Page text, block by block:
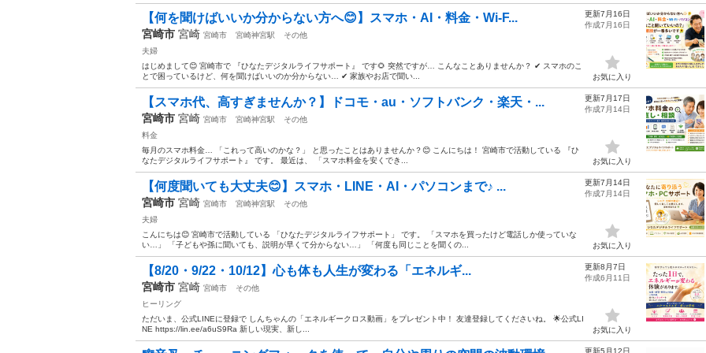
【何を聞けばいいか分からない方へ😊】スマホ・AI・料金・Wi-F...
宮崎市 宮崎 宮崎市 宮崎神宮駅
その他
夫婦
はじめまして😊 宮崎市で 『ひなたデジタルライフサポート』 です🌻 突然ですが… こんなことありませんか？ ✔ スマホのこ
とで困っているけど、何を聞けばいいのか分からない… ✔ 家族やお店で聞い...
更新7月16日
作成7月16日
お気に入り
【スマホ代、高すぎませんか？】ドコモ・au・ソフトバンク・楽天・...
宮崎市 宮崎 宮崎市 宮崎神宮駅
その他
料金
毎月のスマホ料金… 「これって高いのかな？」 と思ったことはありませんか？😊 こんにちは！ 宮崎市で活動している 『ひ
なたデジタルライフサポート』 です。 最近は、 「スマホ料金を安くでき...
更新7月17日
作成7月14日
お気に入り
【何度聞いても大丈夫😊】スマホ・LINE・AI・パソコンまで♪ ...
宮崎市 宮崎 宮崎市 宮崎神宮駅
その他
夫婦
こんにちは😊 宮崎市で活動している 「ひなたデジタルライフサポート」 です。 「スマホを買ったけど電話しか使っていな
い…」 「子どもや孫に聞いても、説明が早くて分からない…」 「何度も同じことを聞くの...
更新7月14日
作成7月14日
お気に入り
【8/20・9/22・10/12】心も体も人生が変わる「エネルギ...
宮崎市 宮崎 宮崎市
その他
ヒーリング
ただいま、公式LINEに登録で しんちゃんの「エネルギークロス動画」をプレゼント中！ 友達登録してくださいね。 🌟公式LI
NE https://lin.ee/a6uS9Ra 新しい現実、新し...
更新8月7日
作成6月11日
お気に入り
更新5月12日